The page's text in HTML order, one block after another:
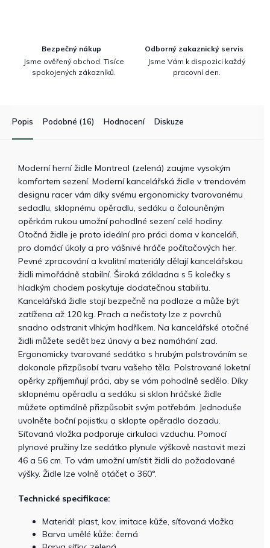
Bezpečný nákup
Jsme ověřený obchod. Tisíce
spokojených zákazníků.
Odborný zakaznický servis
Jsme Vám k dispozici každý
pracovní den.
Popis Podobné (16) Hodnocení Diskuze
Moderní herní židle Montreal (zelená) zaujme vysokým
komfortem sezení. Moderní kancelářská židle v trendovém
designu racer vám díky svému ergonomicky tvarovanému
sedadlu, sklopnému opěradlu, sedáku a čalouněným
opěrkám rukou umožní pohodlné sezení celé hodiny.
Otočná židle je proto ideální pro práci doma v kanceláři,
pro domácí úkoly a pro vášnivé hráče počítačových her.
Pevné zpracování a kvalitní materiály dělají kancelářskou
židli mimořádně stabilní. Široká základna s 5 kolečky s
hladkým chodem poskytuje dodatečnou stabilitu.
Kancelářská židle stojí bezpečně na podlaze a může být
zatížena až 120 kg. Prach a nečistoty lze z povrchů
snadno odstranit vlhkým hadříkem. Na kancelářské otočné
židli můžete sedět bez únavy a bez namáhání zad.
Ergonomicky tvarované sedátko s hrubým polstrováním se
dokonale přizpůsobí tvaru vašeho těla. Polstrované loketní
opěrky zpříjemňují práci, aby se vám pohodlně sedělo. Díky
sklopnému opěradlu a sedáku si sklon hráčské židle
můžete optimálně přizpůsobit svým potřebám. Jednoduše
uvolněte boční pojistku a sklopte opěradlo dozadu.
Síťovaná vložka podporuje cirkulaci vzduchu. Pomocí
plynové pružiny lze sedátko plynule výškově nastavit mezi
46 a 56 cm. To vám umožní umístit židli do požadované
výšky. Židle lze volně otáčet o 360°.
Technické specifikace:
Materiál: plast, kov, imitace kůže, síťovaná vložka
Barva umělé kůže: černá